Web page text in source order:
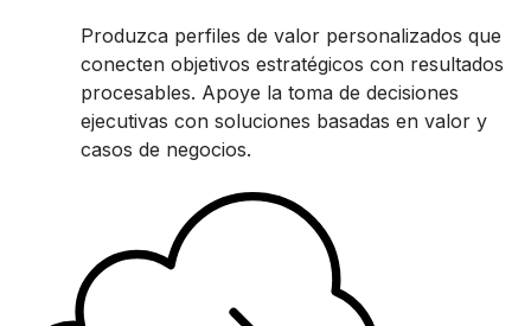
Produzca perfiles de valor personalizados que
conecten objetivos estratégicos con resultados
procesables. Apoye la toma de decisiones
ejecutivas con soluciones basadas en valor y
casos de negocios.